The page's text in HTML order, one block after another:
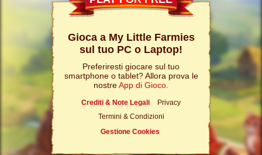
Gioca a My Little Farmies
sul tuo PC o Laptop!
Preferiresti giocare sul tuo
smartphone o tablet? Allora prova le
nostreApp di Gioco
Crediti & Note Legali
Privacy
Termini & Condizioni
Gestione Cookies